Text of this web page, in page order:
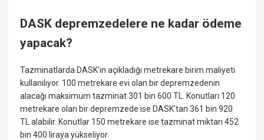
DASK depremzedelere ne kadar ödeme
yapacak?
Tazminatlarda DASK'ın açıkladığı metrekare birim maliyeti
kullanılıyor. 100 metrekare evi olan bir depremzedenin
alacağı maksimum tazminat 301 bin 600 TL. Konutları 120
metrekare olan bir depremzede ise DASK'tan 361 bin 920
TL alabilir. Konutlar 150 metrekare ise tazminat miktarı 452
bin 400 liraya yükseliyor.